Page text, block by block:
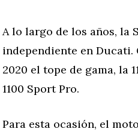
A lo largo de los años, la
independiente en
2020 el tope de gama, la
1100 Sport Pro.
Para esta ocasión, el